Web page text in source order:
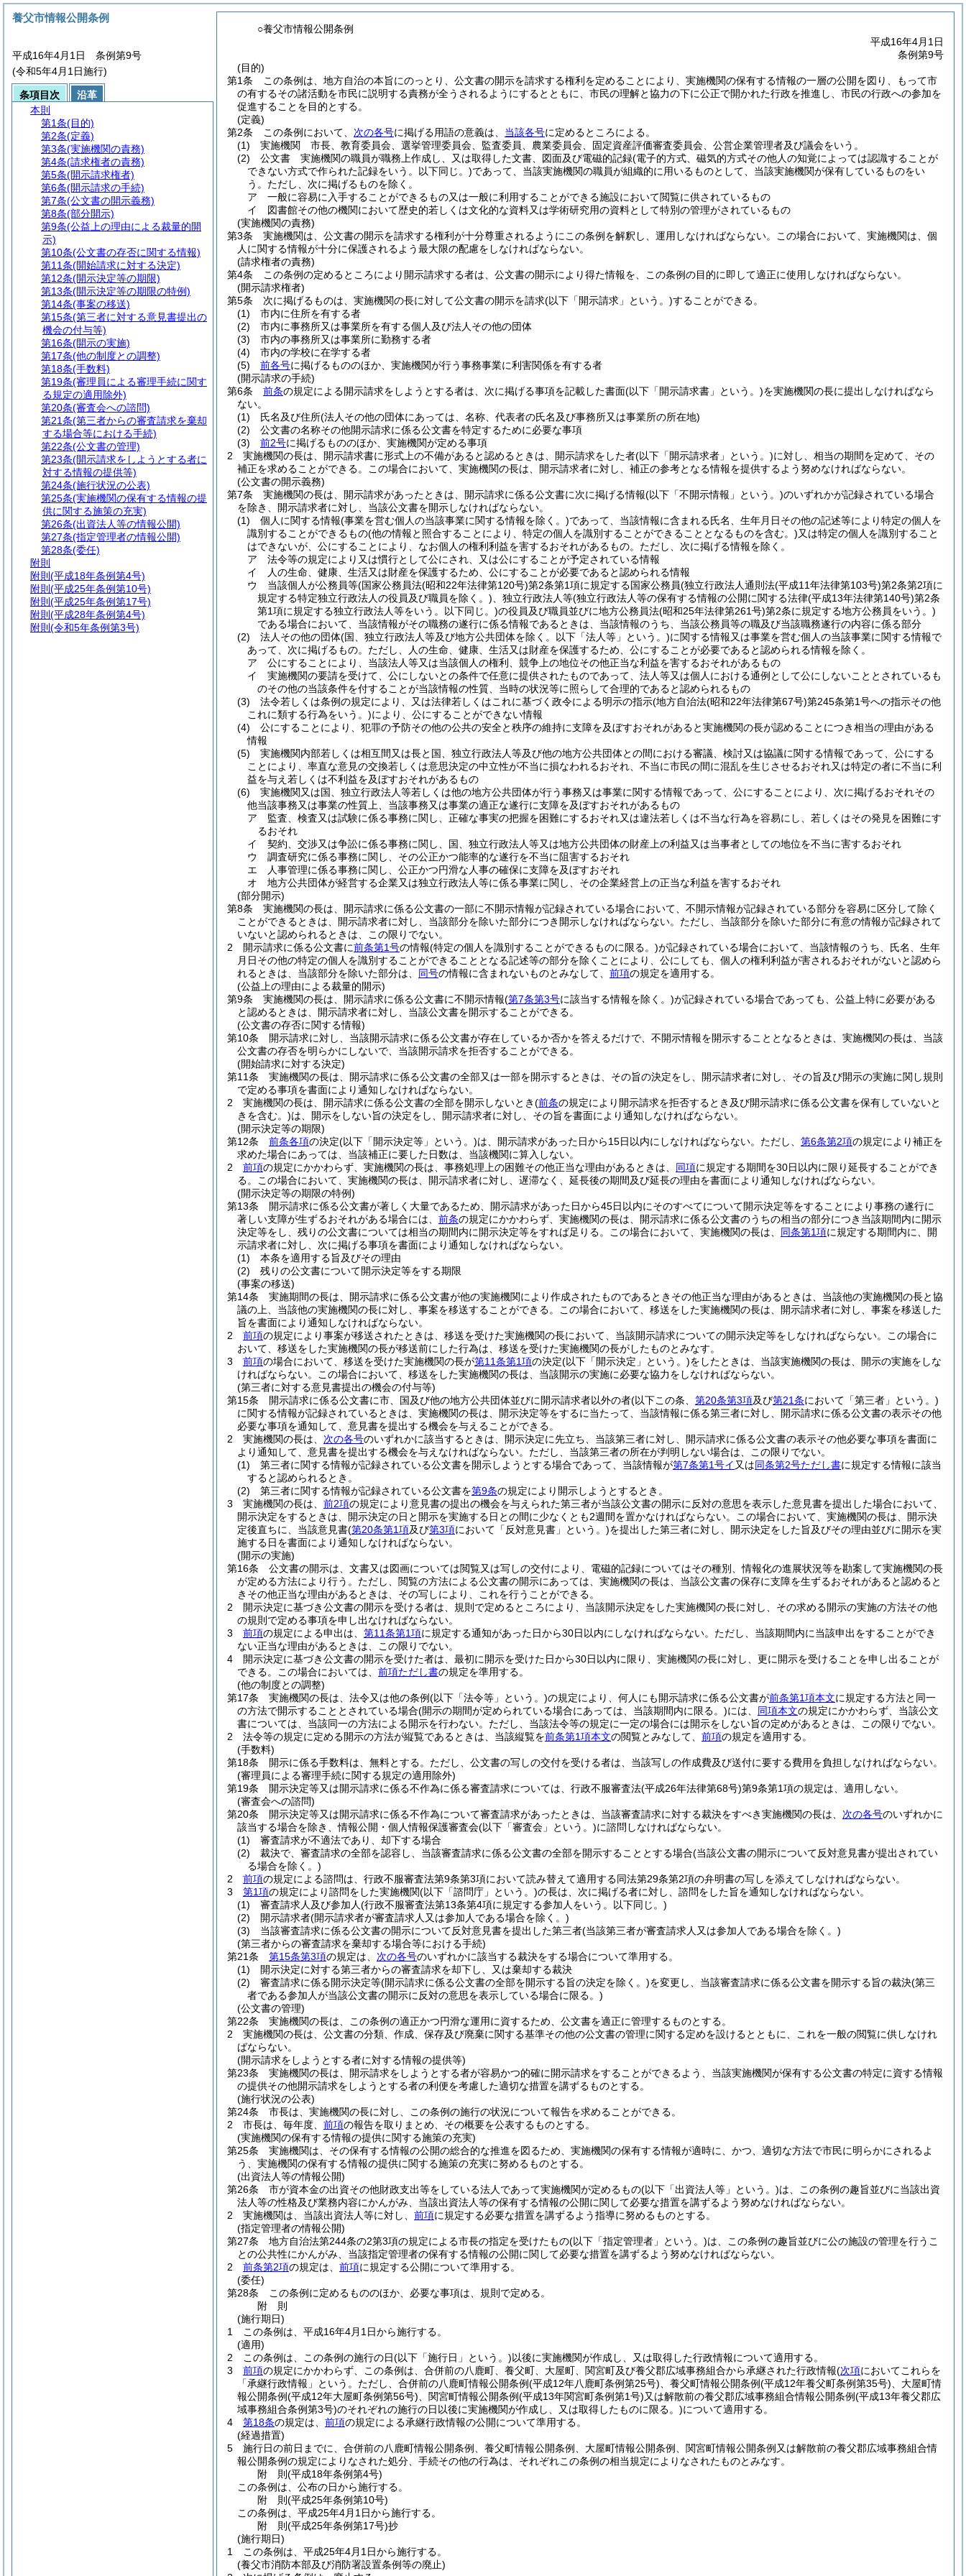
○養父市情報公開条例
平成16年4月1日
条例第9号
(目的)
第1条
この条例は、地方自治の本旨にのっとり、公文書の開示を請求する権利を定めることにより、実施機関の保有する情報の一層の公開を図り、もって市
の有するその諸活動を市民に説明する責務が全うされるようにするとともに、市民の理解と協力の下に公正で開かれた行政を推進し、市民の行政への参加を
促進することを目的とする。
(定義)
第2条
この条例において、 次の各号に掲げる用語の意義は、 当該各号に定めるところによる。
(1)
実施機関 市長、教育委員会、選挙管理委員会、監査委員、農業委員会、固定資産評価審査委員会、公営企業管理者及び議会をいう。
(2)
公文書 実施機関の職員が職務上作成し、又は取得した文書、図面及び電磁的記録(電子的方式、磁気的方式その他人の知覚によっては認識することが
できない方式で作られた記録をいう。以下同じ。)であって、当該実施機関の職員が組織的に用いるものとして、当該実施機関が保有しているものをい
う。 ただし、次に掲げるものを除く。
ア
一般に容易に入手することができるもの又は一般に利用することができる施設において閲覧に供されているもの
イ
図書館その他の機関において歴史的若しくは文化的な資料又は学術研究用の資料として特別の管理がされているもの
(実施機関の責務)
第3条
実施機関は、公文書の開示を請求する権利が十分尊重されるようにこの条例を解釈し、運用しなければならない。
この場合において、実施機関は、個
人に関する情報が十分に保護されるよう最大限の配慮をしなければならない。
(請求権者の責務)
第4条
この条例の定めるところにより開示請求する者は、公文書の開示により得た情報を、この条例の目的に即して適正に使用しなければならない。
(開示請求権者)
第5条
次に掲げるものは、実施機関の長に対して公文書の開示を請求(以下「開示請求」という。)することができる。
(1)
市内に住所を有する者
(2)
市内に事務所又は事業所を有する個人及び法人その他の団体
(3)
市内の事務所又は事業所に勤務する者
(4)
市内の学校に在学する者
(5)
前各号に掲げるもののほか、実施機関が行う事務事業に利害関係を有する者
(開示請求の手続)
第6条
前条の規定による開示請求をしようとする者は、次に掲げる事項を記載した書面(以下「開示請求書」という。)を実施機関の長に提出しなければなら
ない。
(1)
氏名及び住所(法人その他の団体にあっては、名称、代表者の氏名及び事務所又は事業所の所在地)
(2)
公文書の名称その他開示請求に係る公文書を特定するために必要な事項
(3)
前2号に掲げるもののほか、実施機関が定める事項
2
実施機関の長は、開示請求書に形式上の不備があると認めるときは、開示請求をした者(以下「開示請求者」という。)に対し、相当の期間を定めて、その
補正を求めることができる。
この場合において、実施機関の長は、開示請求者に対し、補正の参考となる情報を提供するよう努めなければならない。
(公文書の開示義務)
第7条
実施機関の長は、開示請求があったときは、開示請求に係る公文書に次に掲げる情報(以下「不開示情報」という。)のいずれかが記録されている場合
を除き、開示請求者に対し、当該公文書を開示しなければならない。
(1)
個人に関する情報(事業を営む個人の当該事業に関する情報を除く。)であって、当該情報に含まれる氏名、生年月日その他の記述等により特定の個人を
識別することができるもの(他の情報と照合することにより、特定の個人を識別することができることとなるものを含む。)又は特定の個人を識別すること
はできないが、公にすることにより、なお個人の権利利益を害するおそれがあるもの。 ただし、次に掲げる情報を除く。
ア
法令等の規定により又は慣行として公にされ、又は公にすることが予定されている情報
イ
人の生命、健康、生活又は財産を保護するため、公にすることが必要であると認められる情報
ウ
当該個人が公務員等(国家公務員法(昭和22年法律第120号)第2条第1項に規定する国家公務員(独立行政法人通則法(平成11年法律第103号)第2条第2項に
規定する特定独立行政法人の役員及び職員を除く。) 、独立行政法人等(独立行政法人等の保有する情報の公開に関する法律(平成13年法律第140号)第2条
第1項に規定する独立行政法人等をいう。以下同じ。)の役員及び職員並びに地方公務員法(昭和25年法律第261号)第2条に規定する地方公務員をいう。)
である場合において、当該情報がその職務の遂行に係る情報であるときは、当該情報のうち、当該公務員等の職及び当該職務遂行の内容に係る部分
(2)
法人その他の団体(国、独立行政法人等及び地方公共団体を除く。以下「法人等」という。)に関する情報又は事業を営む個人の当該事業に関する情報で
あって、次に掲げるもの。 ただし、人の生命、健康、生活又は財産を保護するため、公にすることが必要であると認められる情報を除く。
ア
公にすることにより、当該法人等又は当該個人の権利、競争上の地位その他正当な利益を害するおそれがあるもの
イ
実施機関の要請を受けて、公にしないとの条件で任意に提供されたものであって、法人等又は個人における通例として公にしないこととされているも
のその他の当該条件を付することが当該情報の性質、当時の状況等に照らして合理的であると認められるもの
(3)
法令若しくは条例の規定により、又は法律若しくはこれに基づく政令による明示の指示(地方自治法(昭和22年法律第67号)第245条第1号への指示その他
これに類する行為をいう。)により、公にすることができない情報
(4)
公にすることにより、犯罪の予防その他の公共の安全と秩序の維持に支障を及ぼすおそれがあると実施機関の長が認めることにつき相当の理由がある
情報
(5)
実施機関内部若しくは相互間又は長と国、独立行政法人等及び他の地方公共団体との間における審議、検討又は協議に関する情報であって、公にする
ことにより、率直な意見の交換若しくは意思決定の中立性が不当に損なわれるおそれ、不当に市民の間に混乱を生じさせるおそれ又は特定の者に不当に利
益を与え若しくは不利益を及ぼすおそれがあるもの
(6)
実施機関又は国、独立行政法人等若しくは他の地方公共団体が行う事務又は事業に関する情報であって、公にすることにより、次に掲げるおそれその
他当該事務又は事業の性質上、当該事務又は事業の適正な遂行に支障を及ぼすおそれがあるもの
ア
監査、検査又は試験に係る事務に関し、正確な事実の把握を困難にするおそれ又は違法若しくは不当な行為を容易にし、若しくはその発見を困難にす
るおそれ
イ
契約、交渉又は争訟に係る事務に関し、国、独立行政法人等又は地方公共団体の財産上の利益又は当事者としての地位を不当に害するおそれ
ウ
調査研究に係る事務に関し、その公正かつ能率的な遂行を不当に阻害するおそれ
エ
人事管理に係る事務に関し、公正かつ円滑な人事の確保に支障を及ぼすおそれ
オ
地方公共団体が経営する企業又は独立行政法人等に係る事業に関し、その企業経営上の正当な利益を害するおそれ
(部分開示)
第8条
実施機関の長は、開示請求に係る公文書の一部に不開示情報が記録されている場合において、不開示情報が記録されている部分を容易に区分して除く
ことができるときは、開示請求者に対し、当該部分を除いた部分につき開示しなければならない。 ただし、当該部分を除いた部分に有意の情報が記録されて
いないと認められるときは、この限りでない。
2
開示請求に係る公文書に前条第1号の情報(特定の個人を識別することができるものに限る。)が記録されている場合において、当該情報のうち、氏名、生年
月日その他の特定の個人を識別することができることとなる記述等の部分を除くことにより、公にしても、個人の権利利益が害されるおそれがないと認めら
れるときは、当該部分を除いた部分は、 同号の情報に含まれないものとみなして、 前項の規定を適用する。
(公益上の理由による裁量的開示)
第9条
実施機関の長は、開示請求に係る公文書に不開示情報(第7条第3号に該当する情報を除く。)が記録されている場合であっても、公益上特に必要がある
と認めるときは、開示請求者に対し、当該公文書を開示することができる。
(公文書の存否に関する情報)
第10条
開示請求に対し、当該開示請求に係る公文書が存在しているか否かを答えるだけで、不開示情報を開示することとなるときは、実施機関の長は、当該
公文書の存否を明らかにしないで、当該開示請求を拒否することができる。
(開始請求に対する決定)
第11条
実施機関の長は、開示請求に係る公文書の全部又は一部を開示するときは、その旨の決定をし、開示請求者に対し、その旨及び開示の実施に関し規則
で定める事項を書面により通知しなければならない。
2
実施機関の長は、開示請求に係る公文書の全部を開示しないとき(前条の規定により開示請求を拒否するとき及び開示請求に係る公文書を保有していないと
きを含む。)は、開示をしない旨の決定をし、開示請求者に対し、その旨を書面により通知しなければならない。
(開示決定等の期限)
第12条
前条各項の決定(以下「開示決定等」という。)は、開示請求があった日から15日以内にしなければならない。 ただし、 第6条第2項の規定により補正を
求めた場合にあっては、当該補正に要した日数は、当該機関に算入しない。
2
前項の規定にかかわらず、実施機関の長は、事務処理上の困難その他正当な理由があるときは、 同項に規定する期間を30日以内に限り延長することができ
る。
この場合において、実施機関の長は、開示請求者に対し、遅滞なく、延長後の期間及び延長の理由を書面により通知しなければならない。
(開示決定等の期限の特例)
第13条
開示請求に係る公文書が著しく大量であるため、開示請求があった日から45日以内にそのすべてについて開示決定等をすることにより事務の遂行に
著しい支障が生ずるおそれがある場合には、 前条の規定にかかわらず、実施機関の長は、開示請求に係る公文書のうちの相当の部分につき当該期間内に開示
決定等をし、残りの公文書については相当の期間内に開示決定等をすれば足りる。
この場合において、実施機関の長は、 同条第1項に規定する期間内に、開
示請求者に対し、次に掲げる事項を書面により通知しなければならない。
(1)
本条を適用する旨及びその理由
(2)
残りの公文書について開示決定等をする期限
(事案の移送)
第14条
実施期間の長は、開示請求に係る公文書が他の実施機関により作成されたものであるときその他正当な理由があるときは、当該他の実施機関の長と協
議の上、当該他の実施機関の長に対し、事案を移送することができる。
この場合において、移送をした実施機関の長は、開示請求者に対し、事案を移送した
旨を書面により通知しなければならない。
2
前項の規定により事案が移送されたときは、移送を受けた実施機関の長において、当該開示請求についての開示決定等をしなければならない。
この場合に
おいて、移送をした実施機関の長が移送前にした行為は、移送を受けた実施機関の長がしたものとみなす。
3
前項の場合において、移送を受けた実施機関の長が第11条第1項の決定(以下「開示決定」という。)をしたときは、当該実施機関の長は、開示の実施をしな
ければならない。
この場合において、移送をした実施機関の長は、当該開示の実施に必要な協力をしなければならない。
(第三者に対する意見書提出の機会の付与等)
第15条
開示請求に係る公文書に市、国及び他の地方公共団体並びに開示請求者以外の者(以下この条、 第20条第3項及び第21条において「第三者」という。)
に関する情報が記録されているときは、実施機関の長は、開示決定等をするに当たって、当該情報に係る第三者に対し、開示請求に係る公文書の表示その他
必要な事項を通知して、意見書を提出する機会を与えることができる。
2
実施機関の長は、 次の各号のいずれかに該当するときは、開示決定に先立ち、当該第三者に対し、開示請求に係る公文書の表示その他必要な事項を書面に
より通知して、意見書を提出する機会を与えなければならない。 ただし、当該第三者の所在が判明しない場合は、この限りでない。
(1)
第三者に関する情報が記録されている公文書を開示しようとする場合であって、当該情報が第7条第1号イ 又は同条第2号ただし書に規定する情報に該当
すると認められるとき。
(2)
第三者に関する情報が記録されている公文書を第9条の規定により開示しようとするとき。
3
実施機関の長は、 前2項の規定により意見書の提出の機会を与えられた第三者が当該公文書の開示に反対の意思を表示した意見書を提出した場合において、
開示決定をするときは、開示決定の日と開示を実施する日との間に少なくとも2週間を置かなければならない。
この場合において、実施機関の長は、開示決
定後直ちに、当該意見書(第20条第1項及び第3項において「反対意見書」という。)を提出した第三者に対し、開示決定をした旨及びその理由並びに開示を実
施する日を書面により通知しなければならない。
(開示の実施)
第16条
公文書の開示は、文書又は図画については閲覧又は写しの交付により、電磁的記録についてはその種別、情報化の進展状況等を勘案して実施機関の長
が定める方法により行う。 ただし、閲覧の方法による公文書の開示にあっては、実施機関の長は、当該公文書の保存に支障を生ずるおそれがあると認めると
きその他正当な理由があるときは、その写しにより、これを行うことができる。
2
開示決定に基づき公文書の開示を受ける者は、規則で定めるところにより、当該開示決定をした実施機関の長に対し、その求める開示の実施の方法その他
の規則で定める事項を申し出なければならない。
3
前項の規定による申出は、 第11条第1項に規定する通知があった日から30日以内にしなければならない。 ただし、当該期間内に当該申出をすることができ
ない正当な理由があるときは、この限りでない。
4
開示決定に基づき公文書の開示を受けた者は、最初に開示を受けた日から30日以内に限り、実施機関の長に対し、更に開示を受けることを申し出ることが
できる。
この場合においては、 前項ただし書の規定を準用する。
(他の制度との調整)
第17条
実施機関の長は、法令又は他の条例(以下「法令等」という。)の規定により、何人にも開示請求に係る公文書が前条第1項本文に規定する方法と同一
の方法で開示することとされている場合(開示の期間が定められている場合にあっては、当該期間内に限る。)には、 同項本文の規定にかかわらず、当該公文
書については、当該同一の方法による開示を行わない。 ただし、当該法令等の規定に一定の場合には開示をしない旨の定めがあるときは、この限りでない。
2
法令等の規定に定める開示の方法が縦覧であるときは、当該縦覧を前条第1項本文の閲覧とみなして、 前項の規定を適用する。
(手数料)
第18条
開示に係る手数料は、無料とする。 ただし、公文書の写しの交付を受ける者は、当該写しの作成費及び送付に要する費用を負担しなければならない。
(審理員による審理手続に関する規定の適用除外)
第19条
開示決定等又は開示請求に係る不作為に係る審査請求については、行政不服審査法(平成26年法律第68号)第9条第1項の規定は、適用しない。
(審査会への諮問)
第20条
開示決定等又は開示請求に係る不作為について審査請求があったときは、当該審査請求に対する裁決をすべき実施機関の長は、 次の各号のいずれかに
該当する場合を除き、情報公開・個人情報保護審査会(以下「審査会」という。)に諮問しなければならない。
(1)
審査請求が不適法であり、却下する場合
(2)
裁決で、審査請求の全部を認容し、当該審査請求に係る公文書の全部を開示することとする場合(当該公文書の開示について反対意見書が提出されてい
る場合を除く。)
2
前項の規定による諮問は、行政不服審査法第9条第3項において読み替えて適用する同法第29条第2項の弁明書の写しを添えてしなければならない。
3
第1項の規定により諮問をした実施機関(以下「諮問庁」という。)の長は、次に掲げる者に対し、諮問をした旨を通知しなければならない。
(1)
審査請求人及び参加人(行政不服審査法第13条第4項に規定する参加人をいう。以下同じ。)
(2)
開示請求者(開示請求者が審査請求人又は参加人である場合を除く。)
(3)
当該審査請求に係る公文書の開示について反対意見書を提出した第三者(当該第三者が審査請求人又は参加人である場合を除く。)
(第三者からの審査請求を棄却する場合等における手続)
第21条
第15条第3項の規定は、 次の各号のいずれかに該当する裁決をする場合について準用する。
(1)
開示決定に対する第三者からの審査請求を却下し、又は棄却する裁決
(2)
審査請求に係る開示決定等(開示請求に係る公文書の全部を開示する旨の決定を除く。)を変更し、当該審査請求に係る公文書を開示する旨の裁決(第三
者である参加人が当該公文書の開示に反対の意思を表示している場合に限る。)
(公文書の管理)
第22条
実施機関の長は、この条例の適正かつ円滑な運用に資するため、公文書を適正に管理するものとする。
2
実施機関の長は、公文書の分類、作成、保存及び廃棄に関する基準その他の公文書の管理に関する定めを設けるとともに、これを一般の閲覧に供しなけれ
ばならない。
(開示請求をしようとする者に対する情報の提供等)
第23条
実施機関の長は、開示請求をしようとする者が容易かつ的確に開示請求をすることができるよう、当該実施機関が保有する公文書の特定に資する情報
の提供その他開示請求をしようとする者の利便を考慮した適切な措置を講ずるものとする。
(施行状況の公表)
第24条
市長は、実施機関の長に対し、この条例の施行の状況について報告を求めることができる。
2
市長は、毎年度、 前項の報告を取りまとめ、その概要を公表するものとする。
(実施機関の保有する情報の提供に関する施策の充実)
第25条
実施機関は、その保有する情報の公開の総合的な推進を図るため、実施機関の保有する情報が適時に、かつ、適切な方法で市民に明らかにされるよ
う、実施機関の保有する情報の提供に関する施策の充実に努めるものとする。
(出資法人等の情報公開)
第26条
市が資本金の出資その他財政支出等をしている法人であって実施機関が定めるもの(以下「出資法人等」という。)は、この条例の趣旨並びに当該出資
法人等の性格及び業務内容にかんがみ、当該出資法人等の保有する情報の公開に関して必要な措置を講ずるよう努めなければならない。
2
実施機関は、当該出資法人等に対し、 前項に規定する必要な措置を講ずるよう指導に努めるものとする。
(指定管理者の情報公開)
第27条
地方自治法第244条の2第3項の規定による市長の指定を受けたもの(以下「指定管理者」という。)は、この条例の趣旨並びに公の施設の管理を行うこ
との公共性にかんがみ、当該指定管理者の保有する情報の公開に関して必要な措置を講ずるよう努めなければならない。
2
前条第2項の規定は、 前項に規定する公開について準用する。
(委任)
第28条
この条例に定めるもののほか、必要な事項は、規則で定める。
附 則
(施行期日)
1
この条例は、平成16年4月1日から施行する。
(適用)
2
この条例は、この条例の施行の日(以下「施行日」という。)以後に実施機関が作成し、又は取得した行政情報について適用する。
3
前項の規定にかかわらず、この条例は、合併前の八鹿町、養父町、大屋町、関宮町及び養父郡広域事務組合から承継された行政情報(次項においてこれらを
「承継行政情報」という。ただし、合併前の八鹿町情報公開条例(平成12年八鹿町条例第25号) 、養父町情報公開条例(平成12年養父町条例第35号) 、大屋町情
報公開条例(平成12年大屋町条例第56号) 、関宮町情報公開条例(平成13年関宮町条例第1号)又は解散前の養父郡広域事務組合情報公開条例(平成13年養父郡広
域事務組合条例第3号)のそれぞれの施行の日以後に実施機関が作成し、又は取得したものに限る。)について適用する。
4
第18条の規定は、 前項の規定による承継行政情報の公開について準用する。
(経過措置)
5
施行日の前日までに、合併前の八鹿町情報公開条例、養父町情報公開条例、大屋町情報公開条例、関宮町情報公開条例又は解散前の養父郡広域事務組合情
報公開条例の規定によりなされた処分、手続その他の行為は、それぞれこの条例の相当規定によりなされたものとみなす。
附 則(平成18年条例第4号)
この条例は、公布の日から施行する。
附 則(平成25年条例第10号)
この条例は、平成25年4月1日から施行する。
附 則(平成25年条例第17号)抄
(施行期日)
1
この条例は、平成25年4月1日から施行する。
(養父市消防本部及び消防署設置条例等の廃止)
養父市情報公開条例
平成16年4月1日 条例第9号
(令和5年4月1日施行)
条項目次
沿革
本則
第1条(目的)
第2条(定義)
第3条(実施機関の責務)
第4条(請求権者の責務)
第5条(開示請求権者)
第6条(開示請求の手続)
第7条(公文書の開示義務)
第8条(部分開示)
第9条(公益上の理由による裁量的開
示)
第10条(公文書の存否に関する情報)
第11条(開始請求に対する決定)
第12条(開示決定等の期限)
第13条(開示決定等の期限の特例)
第14条(事案の移送)
第15条(第三者に対する意見書提出の
機会の付与等)
第16条(開示の実施)
第17条(他の制度との調整)
第18条(手数料)
第19条(審理員による審理手続に関す
る規定の適用除外)
第20条(審査会への諮問)
第21条(第三者からの審査請求を棄却
する場合等における手続)
第22条(公文書の管理)
第23条(開示請求をしようとする者に
対する情報の提供等)
第24条(施行状況の公表)
第25条(実施機関の保有する情報の提
供に関する施策の充実)
第26条(出資法人等の情報公開)
第27条(指定管理者の情報公開)
第28条(委任)
附則
附則 (平成18年条例第4号)
附則 (平成25年条例第10号)
附則 (平成25年条例第17号)
附則 (平成28年条例第4号)
附則 (令和5年条例第3号)